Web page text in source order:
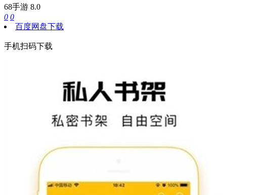
68手游 8.0
0 0
百度网盘下载
手机扫码下载